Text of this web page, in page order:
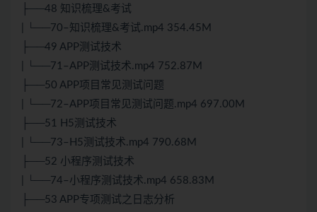
├──48 知识梳理&考试
| └──70–知识梳理&考试.mp4 354.45M
├──49 APP测试技术
| └──71–APP测试技术.mp4 752.87M
├──50 APP项目常见测试问题
| └──72–APP项目常见测试问题.mp4 697.00M
├──51 H5测试技术
| └──73–H5测试技术.mp4 790.68M
├──52 小程序测试技术
| └──74–小程序测试技术.mp4 658.83M
├──53 APP专项测试之日志分析